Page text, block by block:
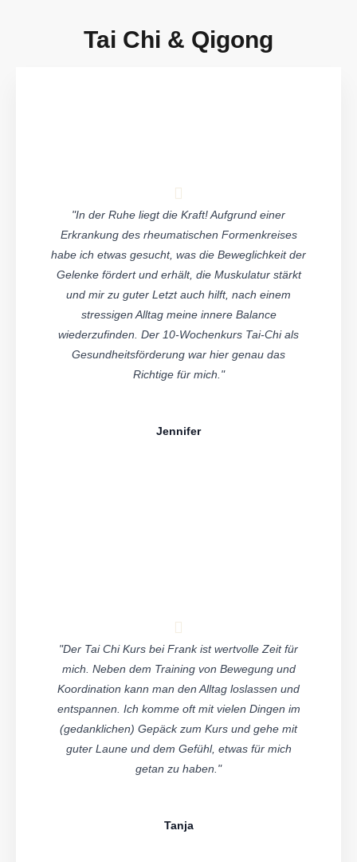
Tai Chi & Qigong
"In der Ruhe liegt die Kraft! Aufgrund einer
Erkrankung des rheumatischen Formenkreises
habe ich etwas gesucht, was die Beweglichkeit der
Gelenke fördert und erhält, die Muskulatur stärkt
und mir zu guter Letzt auch hilft, nach einem
stressigen Alltag meine innere Balance
wiederzufinden. Der 10-Wochenkurs Tai-Chi als
Gesundheitsförderung war hier genau das
Richtige für mich."
Jennifer
"Der Tai Chi Kurs bei Frank ist wertvolle Zeit für
mich. Neben dem Training von Bewegung und
Koordination kann man den Alltag loslassen und
entspannen. Ich komme oft mit vielen Dingen im
(gedanklichen) Gepäck zum Kurs und gehe mit
guter Laune und dem Gefühl, etwas für mich
getan zu haben."
Tanja